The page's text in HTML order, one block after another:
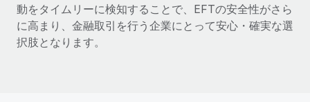
動をタイムリーに検知することで、EFTの安全性がさら
に高まり、金融取引を行う企業にとって安心・確実な選
択肢となります。